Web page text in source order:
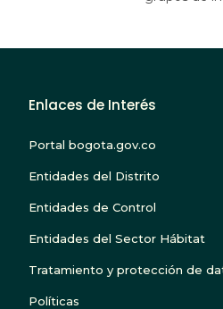
Enlaces de Interés
Portal bogota.gov.co
Entidades del Distrito
Entidades de Control
Entidades del Sector Hábitat
Tratamiento y protección de
Políticas